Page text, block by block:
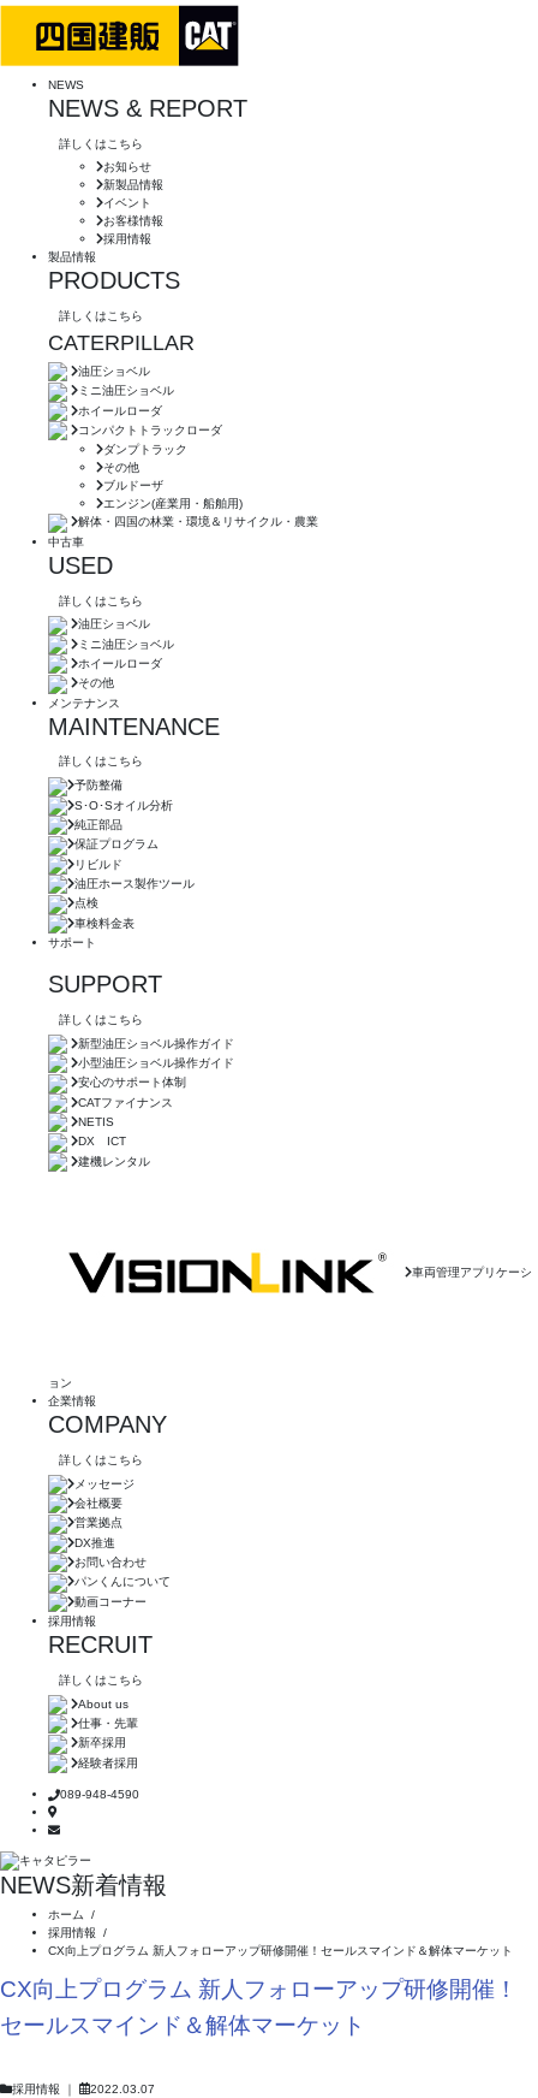
NEWS
NEWS & REPORT
詳しくはこちら
お知らせ
新製品情報
イベント
お客様情報
採用情報
製品情報
PRODUCTS
詳しくはこちら
CATERPILLAR
油圧ショベル
ミニ油圧ショベル
ホイールローダ
コンパクトトラックローダ
ダンプトラック
その他
ブルドーザ
エンジン(産業用・船舶用)
解体・四国の林業・環境＆リサイクル・農業
中古車
USED
詳しくはこちら
油圧ショベル
ミニ油圧ショベル
ホイールローダ
その他
メンテナンス
MAINTENANCE
詳しくはこちら
予防整備
S･O･Sオイル分析
純正部品
保証プログラム
リビルド
油圧ホース製作ツール
点検
車検料金表
サポート
SUPPORT
詳しくはこちら
新型油圧ショベル操作ガイド
小型油圧ショベル操作ガイド
安心のサポート体制
CATファイナンス
NETIS
DX ICT
建機レンタル
車両管理アプリケーシ
ョン
企業情報
COMPANY
詳しくはこちら
メッセージ
会社概要
営業拠点
DX推進
お問い合わせ
パンくんについて
動画コーナー
採用情報
RECRUIT
詳しくはこちら
About us
仕事・先輩
新卒採用
経験者採用
089-948-4590
NEWS新着情報
ホーム /
採用情報 /
CX向上プログラム 新人フォローアップ研修開催！セールスマインド＆解体マーケット
CX向上プログラム 新人フォローアップ研修開催！
セールスマインド＆解体マーケット
採用情報 2022.03.07